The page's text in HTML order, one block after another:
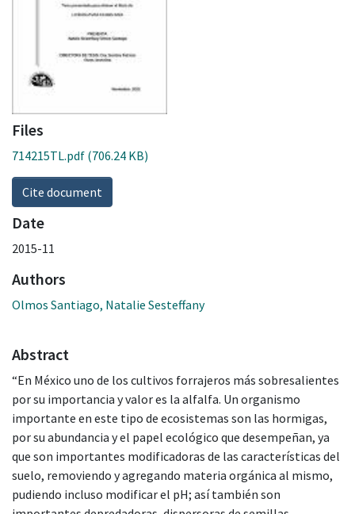
Files
714215TL.pdf (706.24 KB)
Cite document
Date
2015-11
Authors
Olmos Santiago, Natalie Sesteffany
Abstract
“En México uno de los cultivos forrajeros más sobresalientes
por su importancia y valor es la alfalfa. Un organismo
importante en este tipo de ecosistemas son las hormigas,
por su abundancia y el papel ecológico que desempeñan, ya
que son importantes modificadoras de las características del
suelo, removiendo y agregando materia orgánica al mismo,
pudiendo incluso modificar el pH; así también son